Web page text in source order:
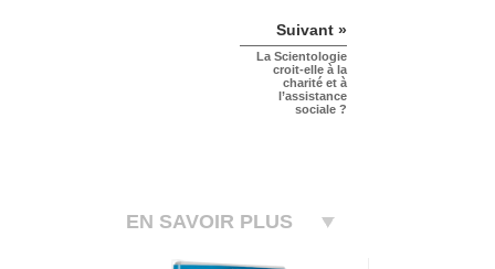
Suivant »
La Scientologie
croit-elle à la
charité et à
l’assistance
sociale ?
EN SAVOIR PLUS